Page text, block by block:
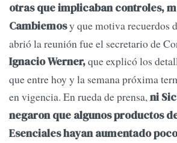
otras que implicaban controles,
Cambiemosy que motiva recuerdos
abrió la reunión fue el secretario de
Ignacio Werner,que explicó los
que entre hoy y la semana próxima
en vigencia. En rueda de prensa,ni
negaron que algunos productos
Esenciales hayan aumentado